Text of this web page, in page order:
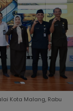
Kota Malang, Rabu